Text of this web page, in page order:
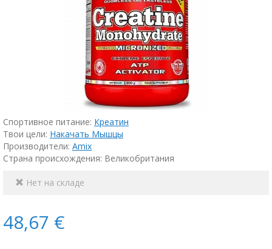
Спортивное питание: Креатин
Твои цели: Накачать Мышцы
Производители: Amix
Страна происхождения: Великобритания
Нет на складе
48,67 €